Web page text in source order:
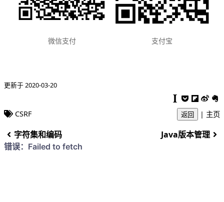
微信支付 支付宝
更新于 2020-03-20
CSRF 返回 | 主页
字符集和编码 Java版本管理